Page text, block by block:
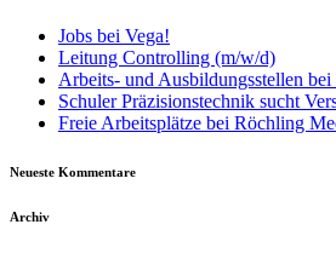
Jobs bei Vega!
Leitung Controlling (m/w/d)
Arbeits- und Ausbildungsstellen
Schuler Präzisionstechnik sucht
Freie Arbeitsplätze bei Röchling
Neueste Kommentare
Archiv